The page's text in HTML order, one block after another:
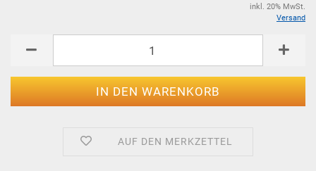
inkl. 20% MwSt.
Versand
AUF DEN MERKZETTEL